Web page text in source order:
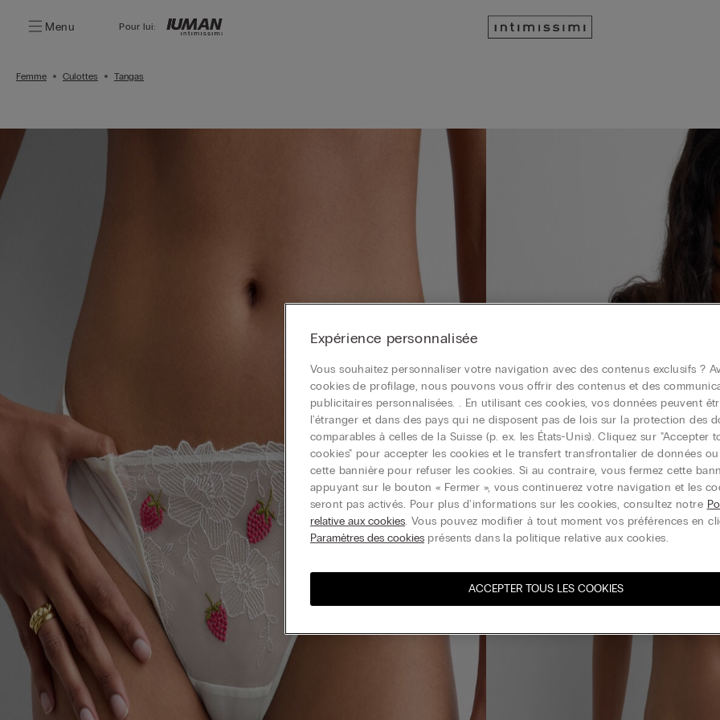
Menu Pour lui:
Femme Culottes Tangas
Expérience personnalisée
Vous souhaitez personnaliser votre navigation avec des contenus exclusifs ?
cookies de profilage, nous pouvons vous offrir des contenus et des
publicitaires personnalisées. . En utilisant ces cookies, vos données peuvent
l'étranger et dans des pays qui ne disposent pas de lois sur la protection des
comparables à celles de la Suisse (p. ex. les États-Unis). Cliquez sur "Accepter
cookies" pour accepter les cookies et le transfert transfrontalier de données
cette bannière pour refuser les cookies. Si au contraire, vous fermez cette
appuyant sur le bouton « Fermer », vous continuerez votre navigation et les
seront pas activés. Pour plus d'informations sur les cookies, consultez notre
relative aux cookies. Vous pouvez modifier à tout moment vos préférences en
Paramètres des cookies présents dans la politique relative aux cookies.
ACCEPTER TOUS LES COOKIES